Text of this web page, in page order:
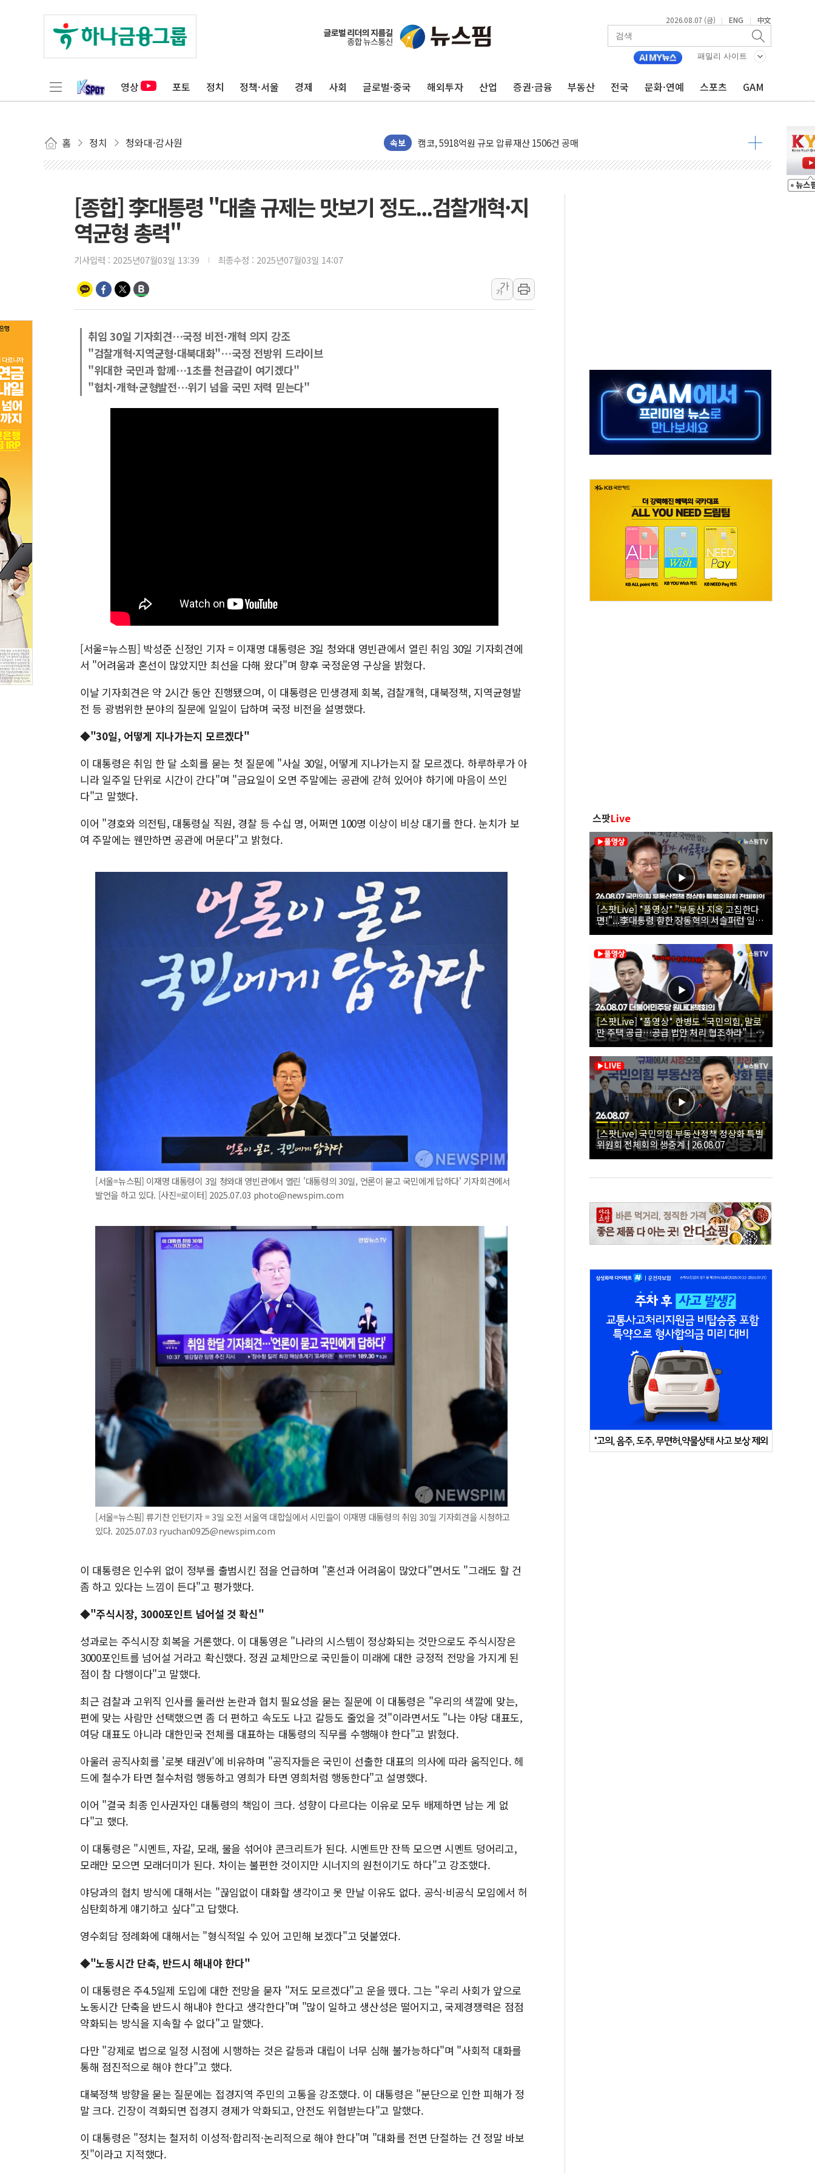
2026.08.07 (금) | ENG | 中文
패밀리 사이트
영상 포토 정치 정책·서울 경제 사회 글로벌·중국 해외투자 산업 증권·금융 부동산 전국 문화·연예 스포츠 GAM
홈 정치 청와대·감사원 속보
수박으로 여름 나는 하마
전남광주 구례 산불 32분 만에 주불 진화...인명피해 없어
[시승기] 공간·승차감 잡은 볼보 EX90…'올 터치'는 호불호
가오픈한 홈플러스
[종합] 청도 흥선리 야산 산불 1시간36분만에 주불진화....인명피해 없어
한미 법카 제보자 "신동국과 무관…자료는 전·현직 직원으로부터 확보"
SKT, '8월 월간 럭키 페스타' 실시...휴대폰 결제 최대 6000원 할인
LG헬로비전 '헬로모바일', 교보문고 제휴 전자책 요금제 출시
전남광주 화정역 인근 도로 4중 추돌…1명 심정지·5명 부상
'해병 순직 책임' 임성근 전 사단장 항소심도 징역 3년
[종합] 李대통령 "대출 규제는 맛보기 정도...검찰개혁·지
역균형 총력"
기사입력 : 2025년07월03일 13:39 최종수정 : 2025년07월03일 14:07
가
가
취임 30일 기자회견…국정 비전·개혁 의지 강조
"검찰개혁·지역균형·대북대화"…국정 전방위 드라이브
"위대한 국민과 함께…1초를 천금같이 여기겠다"
"협치·개혁·균형발전…위기 넘을 국민 저력 믿는다"
[서울=뉴스핌] 박성준 신정인 기자 = 이재명 대통령은 3일 청와대 영빈관에서 열린 취임 30일 기자회견에
서 "어려움과 혼선이 많았지만 최선을 다해 왔다"며 향후 국정운영 구상을 밝혔다.
이날 기자회견은 약 2시간 동안 진행됐으며, 이 대통령은 민생경제 회복, 검찰개혁, 대북정책, 지역균형발
전 등 광범위한 분야의 질문에 일일이 답하며 국정 비전을 설명했다.
◆"30일, 어떻게 지나가는지 모르겠다"
이 대통령은 취임 한 달 소회를 묻는 첫 질문에 "사실 30일, 어떻게 지나가는지 잘 모르겠다. 하루하루가 아
니라 일주일 단위로 시간이 간다"며 "금요일이 오면 주말에는 공관에 갇혀 있어야 하기에 마음이 쓰인
다"고 말했다.
이어 "경호와 의전팀, 대통령실 직원, 경찰 등 수십 명, 어쩌면 100명 이상이 비상 대기를 한다. 눈치가 보
여 주말에는 웬만하면 공관에 머문다"고 밝혔다.
[서울=뉴스핌] 이재명 대통령이 3일 청와대 영빈관에서 열린 '대통령의 30일, 언론이 묻고 국민에게 답하다' 기자회견에서
발언을 하고 있다. [사진=로이터] 2025.07.03 photo@newspim.com
[서울=뉴스핌] 류기찬 인턴기자 = 3일 오전 서울역 대합실에서 시민들이 이재명 대통령의 취임 30일 기자회견을 시청하고
있다. 2025.07.03 ryuchan0925@newspim.com
이 대통령은 인수위 없이 정부를 출범시킨 점을 언급하며 "혼선과 어려움이 많았다"면서도 "그래도 할 건
좀 하고 있다는 느낌이 든다"고 평가했다.
◆"주식시장, 3000포인트 넘어설 것 확신"
성과로는 주식시장 회복을 거론했다. 이 대통영은 "나라의 시스템이 정상화되는 것만으로도 주식시장은
3000포인트를 넘어설 거라고 확신했다. 정권 교체만으로 국민들이 미래에 대한 긍정적 전망을 가지게 된
점이 참 다행이다"고 말했다.
최근 검찰과 고위직 인사를 둘러싼 논란과 협치 필요성을 묻는 질문에 이 대통령은 "우리의 색깔에 맞는,
편에 맞는 사람만 선택했으면 좀 더 편하고 속도도 나고 갈등도 줄었을 것"이라면서도 "나는 야당 대표도,
여당 대표도 아니라 대한민국 전체를 대표하는 대통령의 직무를 수행해야 한다"고 밝혔다.
아울러 공직사회를 '로봇 태권V'에 비유하며 "공직자들은 국민이 선출한 대표의 의사에 따라 움직인다. 헤
드에 철수가 타면 철수처럼 행동하고 영희가 타면 영희처럼 행동한다"고 설명했다.
이어 "결국 최종 인사권자인 대통령의 책임이 크다. 성향이 다르다는 이유로 모두 배제하면 남는 게 없
다"고 했다.
이 대통령은 "시멘트, 자갈, 모래, 물을 섞어야 콘크리트가 된다. 시멘트만 잔뜩 모으면 시멘트 덩어리고,
모래만 모으면 모래더미가 된다. 차이는 불편한 것이지만 시너지의 원천이기도 하다"고 강조했다.
야당과의 협치 방식에 대해서는 "끊임없이 대화할 생각이고 못 만날 이유도 없다. 공식·비공식 모임에서 허
심탄회하게 얘기하고 싶다"고 답했다.
영수회담 정례화에 대해서는 "형식적일 수 있어 고민해 보겠다"고 덧붙였다.
◆"노동시간 단축, 반드시 해내야 한다"
이 대통령은 주4.5일제 도입에 대한 전망을 묻자 "저도 모르겠다"고 운을 뗐다. 그는 "우리 사회가 앞으로
노동시간 단축을 반드시 해내야 한다고 생각한다"며 "많이 일하고 생산성은 떨어지고, 국제경쟁력은 점점
약화되는 방식을 지속할 수 없다"고 말했다.
다만 "강제로 법으로 일정 시점에 시행하는 것은 갈등과 대립이 너무 심해 불가능하다"며 "사회적 대화를
통해 점진적으로 해야 한다"고 했다.
대북정책 방향을 묻는 질문에는 접경지역 주민의 고통을 강조했다. 이 대통령은 "분단으로 인한 피해가 정
말 크다. 긴장이 격화되면 접경지 경제가 악화되고, 안전도 위협받는다"고 말했다.
이 대통령은 "정치는 철저히 이성적·합리적·논리적으로 해야 한다"며 "대화를 전면 단절하는 건 정말 바보
짓"이라고 지적했다.
스팟Live
[스팟Live] *풀영상* "부동산 지옥 고집한다
면!"...李대통령 향한 장동혁의 서슬퍼런 일갈
| 26.08.07 국민의힘 부동산정책 정상화 특별
위원회 전체회의
[스팟Live] *풀영상* 한병도 “국민의힘, 말로
만 주택 공급…공급 법안 처리 협조하라”｜
26.08.07 더불어민주당 원내대책회의
[스팟Live] 국민의힘 부동산정책 정상화 특별
위원회 전체회의 생중계 | 26.08.07